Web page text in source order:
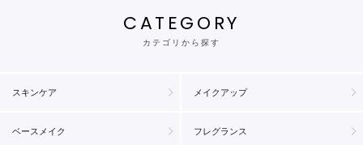
CATEGORY
カテゴリから探す
スキンケア メイクアップ
ベースメイク フレグランス